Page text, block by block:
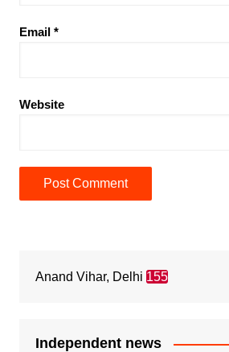
Email *
Website
Anand Vihar, Delhi 155
Independent news